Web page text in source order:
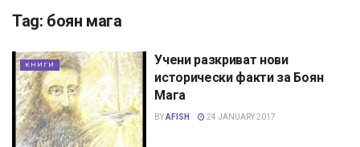
Tag: боян мага
КНИГИ
Учени разкриват нови
исторически факти за Боян
Мага
BYAFISH 24 JANUARY 2017